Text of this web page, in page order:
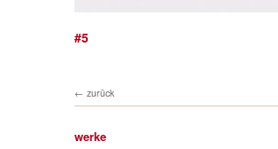
#5
zurück
werke